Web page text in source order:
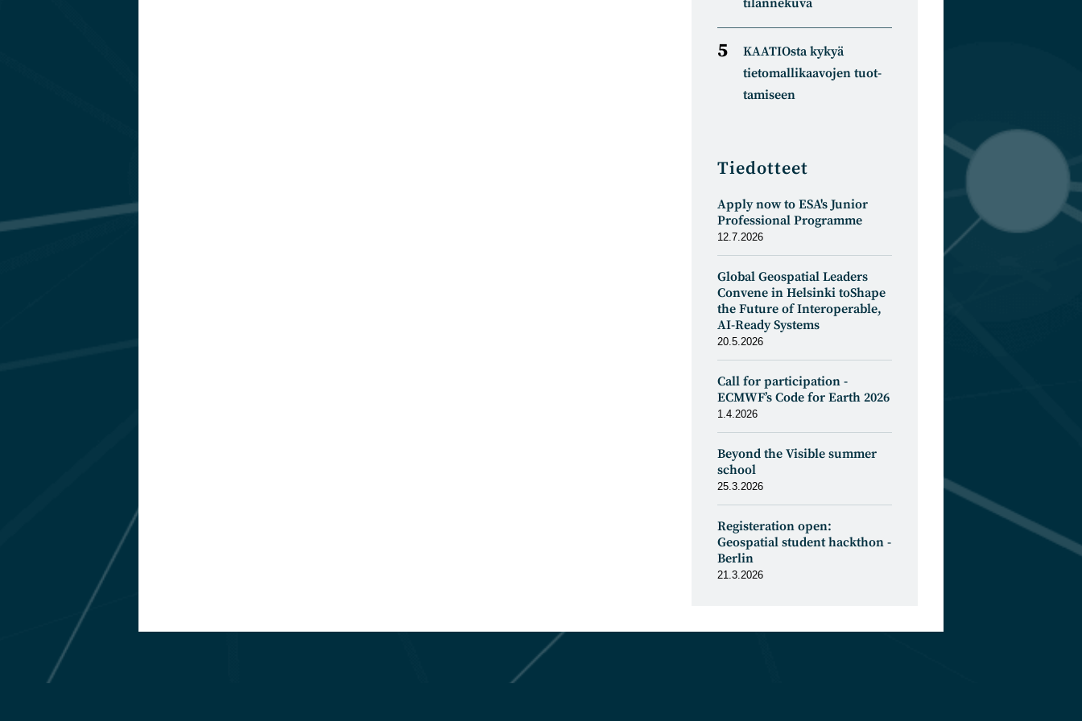
tilannekuva
KAATIOsta kykyä
tietomal­likaa­vojen tuot­
tamiseen
Tiedotteet
Apply now to ESA's Junior
Professional Programme
12.7.2026
Global Geospatial Leaders
Convene in Helsinki toShape
the Future of Interoperable,
AI-Ready Systems
20.5.2026
Call for participation -
ECMWF’s Code for Earth 2026
1.4.2026
Beyond the Visible summer
school
25.3.2026
Registeration open:
Geospatial student hackthon -
Berlin
21.3.2026